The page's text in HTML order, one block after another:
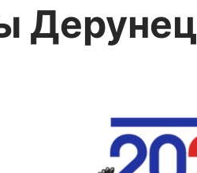
Дерунец